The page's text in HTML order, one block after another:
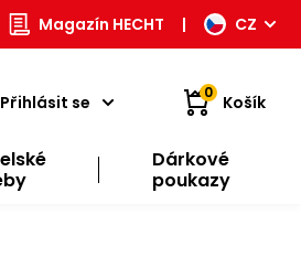
Magazín HECHT | CZ
Přihlásit se 0 Košík
Dárkové
poukazy